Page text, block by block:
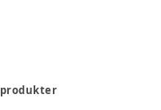
produkter